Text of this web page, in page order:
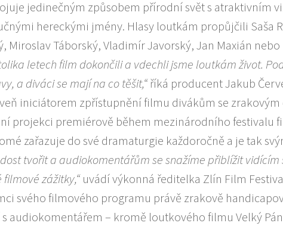
jedinečným způsobem přírodní svět s atraktivním
hereckými jmény. Hlasy loutkám propůjčili Saša
Miroslav Táborský, Vladimír Javorský, Jan Maxián
letech film dokončili a vdechli jsme loutkám život.
a diváci se mají na co těšit,“říká producent Jakub
iniciátorem zpřístupnění filmu divákům se
projekci premiérově během mezinárodního festivalu
zařazuje do své dramaturgie každoročně a je tak
tvořit a audiokomentářům se snažíme přiblížit vidícím
zážitky,“uvádí výkonná ředitelka Zlín Film
svého filmového programu právě zrakově
audiokomentářem – kromě loutkového filmu Velký